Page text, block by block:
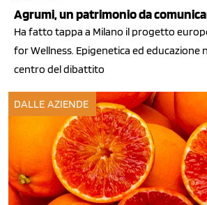
Agrumi, un patrimonio da
Ha fatto tappa a Milano il progetto
for Wellness. Epigenetica ed educazione
centro del dibattito
DALLE AZIENDE